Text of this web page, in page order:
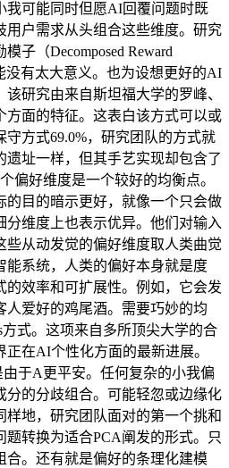
我可能同时但愿AI回覆问题时既
用户需求从头组合这些维度。研究
子（Decomposed Reward
没有太大意义。也为设想更好的AI
研究由来自斯坦福大学的罗峰、
方面的特征。这表白该方式可以或
方式69.0%，研究团队的方式就
址一样，但其手艺实现却包含了
偏好维度是一个较好的均衡点。
的目的暗示更好，就像一个只会做
分维度上也表示优异。他们对输入
些从动发觉的偏好维度取人类曲觉
能系统，人类的偏好本身就是度
的效率和可扩展性。例如，它会发
人爱好的鸡尾酒。需要巧妙的均
式。这项来自多所顶尖大学的合
在AI个性化方面的最新进展。
于A更平安。任何复杂的小我偏
分的分歧组合。可能轻忽或边缘化
样地，研究团队面对的第一个挑和
题转换为适合PCA阐发的形式。只
合。还有就是偏好的条理化建模